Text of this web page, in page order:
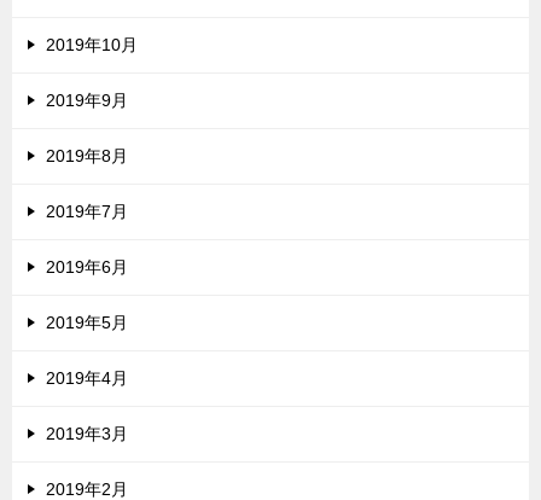
2019年10月
2019年9月
2019年8月
2019年7月
2019年6月
2019年5月
2019年4月
2019年3月
2019年2月